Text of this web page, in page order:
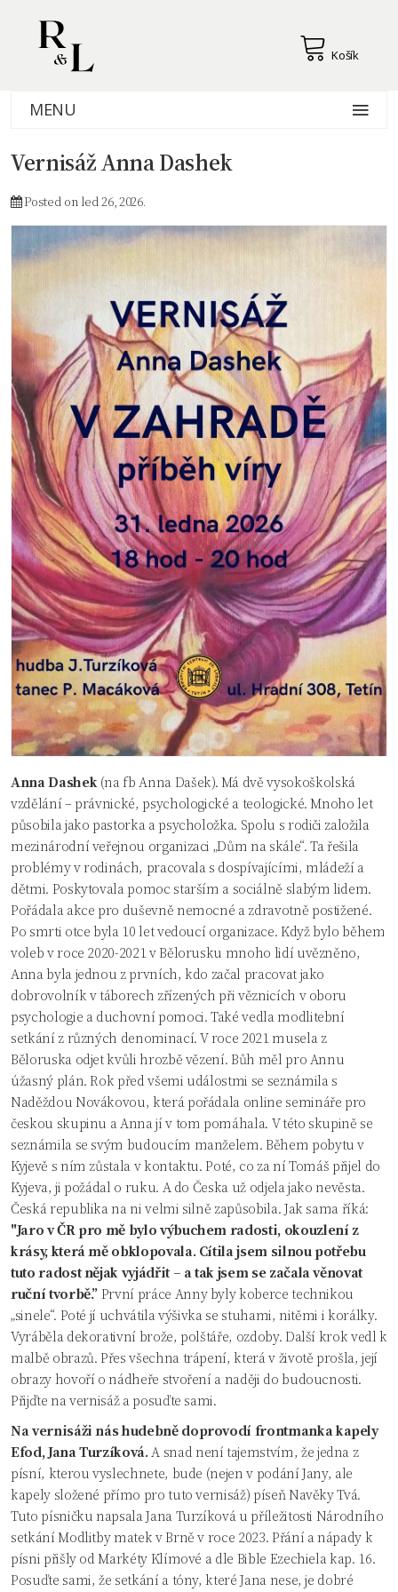
Košík
MENU
Vernisáž Anna Dashek
Posted on led 26, 2026.
Anna Dashek (na fb Anna Dašek). Má dvě vysokoškolská
vzdělání – právnické, psychologické a teologické. Mnoho let
působila jako pastorka a psycholožka. Spolu s rodiči založila
mezinárodní veřejnou organizaci „Dům na skále“. Ta řešila
problémy v rodinách, pracovala s dospívajícími, mládeží a
dětmi. Poskytovala pomoc starším a sociálně slabým lidem.
Pořádala akce pro duševně nemocné a zdravotně postižené.
Po smrti otce byla 10 let vedoucí organizace. Když bylo během
voleb v roce 2020-2021 v Bělorusku mnoho lidí uvězněno,
Anna byla jednou z prvních, kdo začal pracovat jako
dobrovolník v táborech zřízených při věznicích v oboru
psychologie a duchovní pomoci. Také vedla modlitební
setkání z různých denominací. V roce 2021 musela z
Běloruska odjet kvůli hrozbě vězení. Bůh měl pro Annu
úžasný plán. Rok před všemi událostmi se seznámila s
Naděždou Novákovou, která pořádala online semináře pro
českou skupinu a Anna jí v tom pomáhala. V této skupině se
seznámila se svým budoucím manželem. Během pobytu v
Kyjevě s ním zůstala v kontaktu. Poté, co za ní Tomáš přijel do
Kyjeva, ji požádal o ruku. A do Česka už odjela jako nevěsta.
Česká republika na ni velmi silně zapůsobila. Jak sama říká:
"Jaro v ČR pro mě bylo výbuchem radosti, okouzlení z
krásy, která mě obklopovala. Cítila jsem silnou potřebu
tuto radost nějak vyjádřit – a tak jsem se začala věnovat
ruční tvorbě.” První práce Anny byly koberce technikou
„sinele“. Poté jí uchvátila výšivka se stuhami, nitěmi i korálky.
Vyráběla dekorativní brože, polštáře, ozdoby. Další krok vedl k
malbě obrazů. Přes všechna trápení, která v životě prošla, její
obrazy hovoří o nádheře stvoření a naději do budoucnosti.
Přijďte na vernisáž a posuďte sami.
Na vernisáži nás hudebně doprovodí frontmanka kapely
Efod, Jana Turzíková.A snad není tajemstvím, že jedna z
písní, kterou vyslechnete, bude (nejen v podání Jany, ale
kapely složené přímo pro tuto vernisáž) píseň Navěky Tvá.
Tuto písničku napsala Jana Turzíková u příležitosti Národního
setkání Modlitby matek v Brně v roce 2023. Přání a nápady k
písni přišly od Markéty Klímové a dle Bible Ezechiela kap. 16.
Posuďte sami, že setkání a tóny, které Jana nese, je dobré